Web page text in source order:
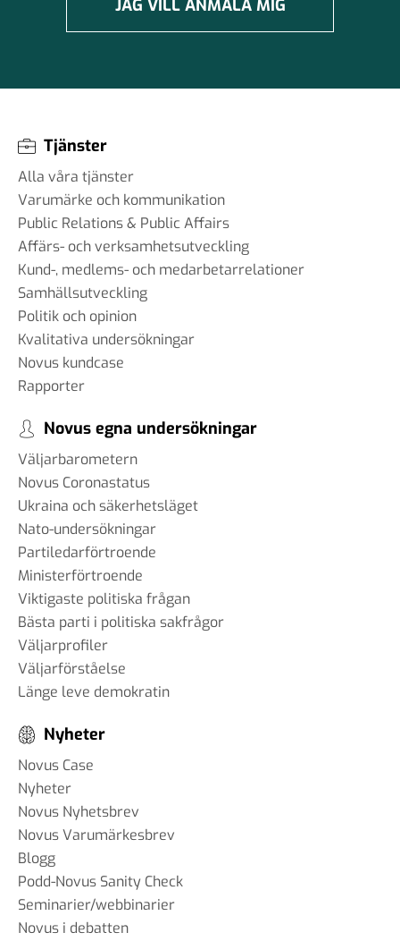
JAG VILL ANMÄLA MIG
Tjänster
Alla våra tjänster
Varumärke och kommunikation
Public Relations & Public Affairs
Affärs- och verksamhetsutveckling
Kund-, medlems- och medarbetarrelationer
Samhällsutveckling
Politik och opinion
Kvalitativa undersökningar
Novus kundcase
Rapporter
Novus egna undersökningar
Väljarbarometern
Novus Coronastatus
Ukraina och säkerhetsläget
Nato-undersökningar
Partiledarförtroende
Ministerförtroende
Viktigaste politiska frågan
Bästa parti i politiska sakfrågor
Väljarprofiler
Väljarförståelse
Länge leve demokratin
Nyheter
Novus Case
Nyheter
Novus Nyhetsbrev
Novus Varumärkesbrev
Blogg
Podd-Novus Sanity Check
Seminarier/webbinarier
Novus i debatten